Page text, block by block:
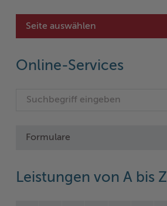
Seite auswählen
Online-Services
Formulare
Leistungen von A bis Z